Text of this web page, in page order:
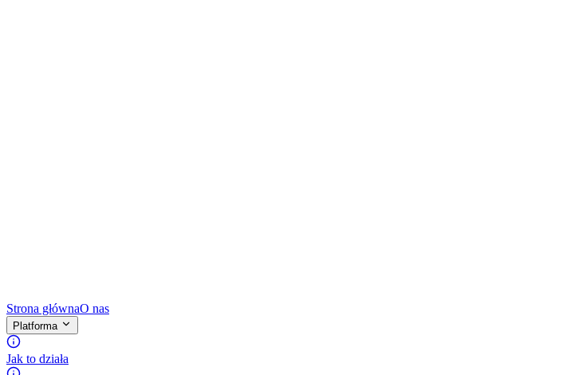
Strona głównaO nas
Platforma
Jak to działa